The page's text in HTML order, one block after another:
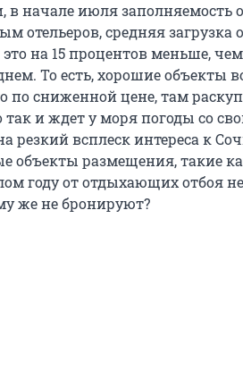
начале июля заполняемость
отельеров, средняя загрузка
это на 15 процентов меньше,
То есть, хорошие объекты
по сниженной цене, там
так и ждет у моря погоды со
всплеск интереса к
объекты размещения, такие
году от отдыхающих отбоя
же не бронируют?